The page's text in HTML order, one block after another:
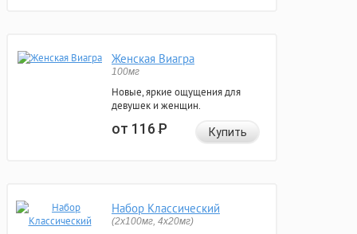
Женская Виагра
100мг
Новые, яркие ощущения для
девушек и женщин.
от 116Р Купить
Набор Классический
(2x100мг, 4x20мг)